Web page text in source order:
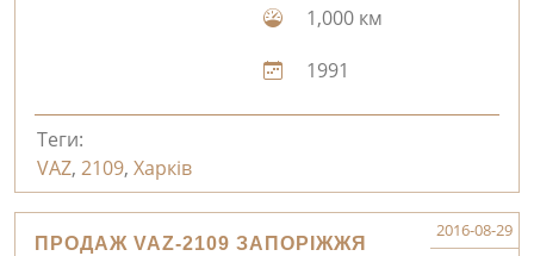
1,000 км
1991
Теги:
VAZ, 2109, Харків
ПРОДАЖ VAZ-2109 ЗАПОРІЖЖЯ
2016-08-29